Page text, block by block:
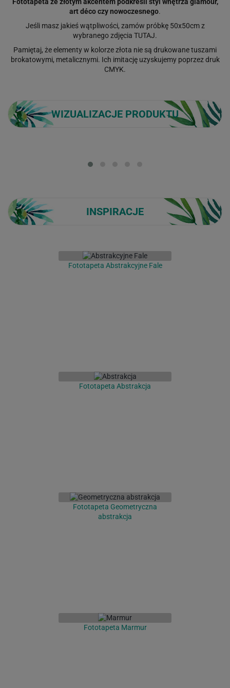
art déco czy nowoczesnego.
Jeśli masz jakieś wątpliwości, zamów próbkę 50x50cm z
wybranego zdjęcia TUTAJ.
Pamiętaj, że elementy w kolorze złota nie są drukowane tuszami
brokatowymi, metalicznymi. Ich imitację uzyskujemy poprzez druk
CMYK.
WIZUALIZACJE PRODUKTU
INSPIRACJE
Fototapeta Abstrakcyjne Fale
Fototapeta Abstrakcja
Fototapeta Geometryczna
abstrakcja
Fototapeta Marmur